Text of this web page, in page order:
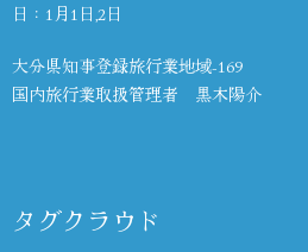
日：1月1日,2日
大分県知事登録旅行業地域-169
国内旅行業取扱管理者 黒木陽介
タグクラウド